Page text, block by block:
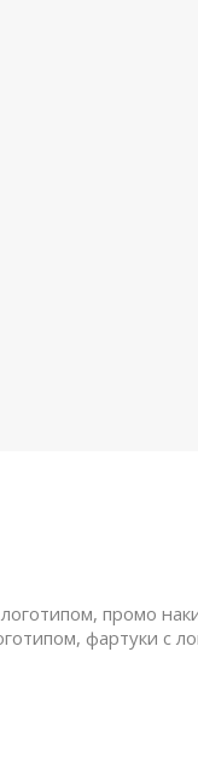
промо
фартуки с